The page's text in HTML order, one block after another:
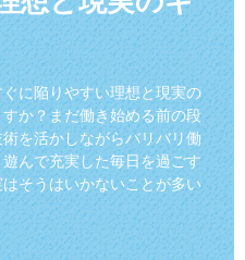
に陥りやすい理想と現実の
か？まだ働き始める前の段
を活かしながらバリバリ働
んで充実した毎日を過ごす
そうはいかないことが多い